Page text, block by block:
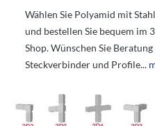
Wählen Sie Polyamid mit
und bestellen Sie bequem im
Shop. Wünschen Sie
Steckverbinder und Profile...